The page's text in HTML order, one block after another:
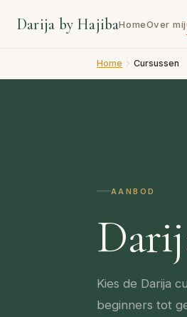
Darija by HajibaHomeOver mij
Home Cursussen
AANBOD
Kies de Darija
beginners tot